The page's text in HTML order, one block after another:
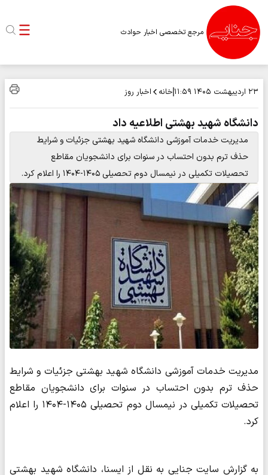
مرجع تخصصی اخبار حوادث
۲۳ اردیبهشت ۱۴۰۵ ۱۱:۵۹ خانه اخبار روز
دانشگاه شهید بهشتی اطلاعیه داد
️مدیریت خدمات آموزشی دانشگاه شهید بهشتی جزئیات و شرایط
حذف ترم بدون احتساب در سنوات برای دانشجویان مقاطع
تحصیلات تکمیلی در نیمسال دوم تحصیلی ۱۴۰۵-۱۴۰۴ را اعلام کرد.
️مدیریت خدمات آموزشی دانشگاه شهید بهشتی جزئیات و شرایط
حذف ترم بدون احتساب در سنوات برای دانشجویان مقاطع
تحصیلات تکمیلی در نیمسال دوم تحصیلی ۱۴۰۵-۱۴۰۴ را اعلام
کرد.
به گزارش سایت جنایی به نقل از ایسنا، دانشگاه شهید بهشتی